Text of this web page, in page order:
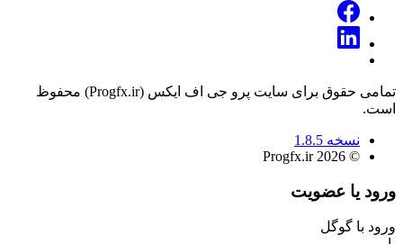
تمامی حقوق برای سایت پرو جی اف ایکس (Progfx.ir) محفوظ
است.
نسخه 1.8.5
© 2026 Progfx.ir
ورود یا عضویت
ورود با گوگل